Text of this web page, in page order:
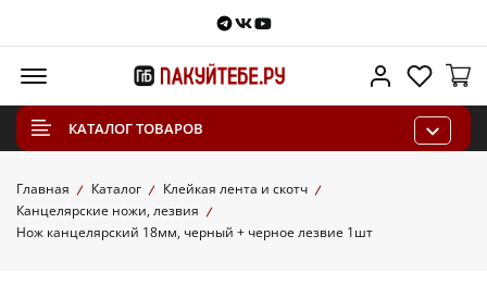
Telegram
VKontakte
Youtube
Личный
КАТАЛОГ ТОВАРОВ
Главная Каталог
Клейкая лента и скотч
Канцелярские ножи, лезвия
Нож канцелярский 18мм, черный + черное лезвие 1шт